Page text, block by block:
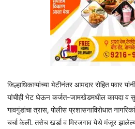
जिल्हाधिकाऱ्यांच्या भेटीनंतर आमदार रोहित पवार
यांचीही भेट घेऊन कर्जत-जामखेडमधील कायदा व
गावगुंडांचा त्रास, पोलीस प्रशासनाविरोधात
चर्चा केली. तसेच खर्डा व मिरजगाव येथे मंजूर झालेल्या